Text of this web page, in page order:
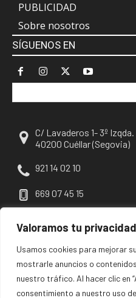
Valoramos tu privacidad
Usamos cookies para mejorar
mostrarle anuncios o
nuestro tráfico. Al hacer clic en
consentimiento a nuestro uso
PUBLICIDAD
Sobre nosotros
SÍGUENOS EN
C/ Lavaderos 1- 3º Izqda.
40200 Cuéllar (Segovia)
921 14 02 10
669 07 45 15